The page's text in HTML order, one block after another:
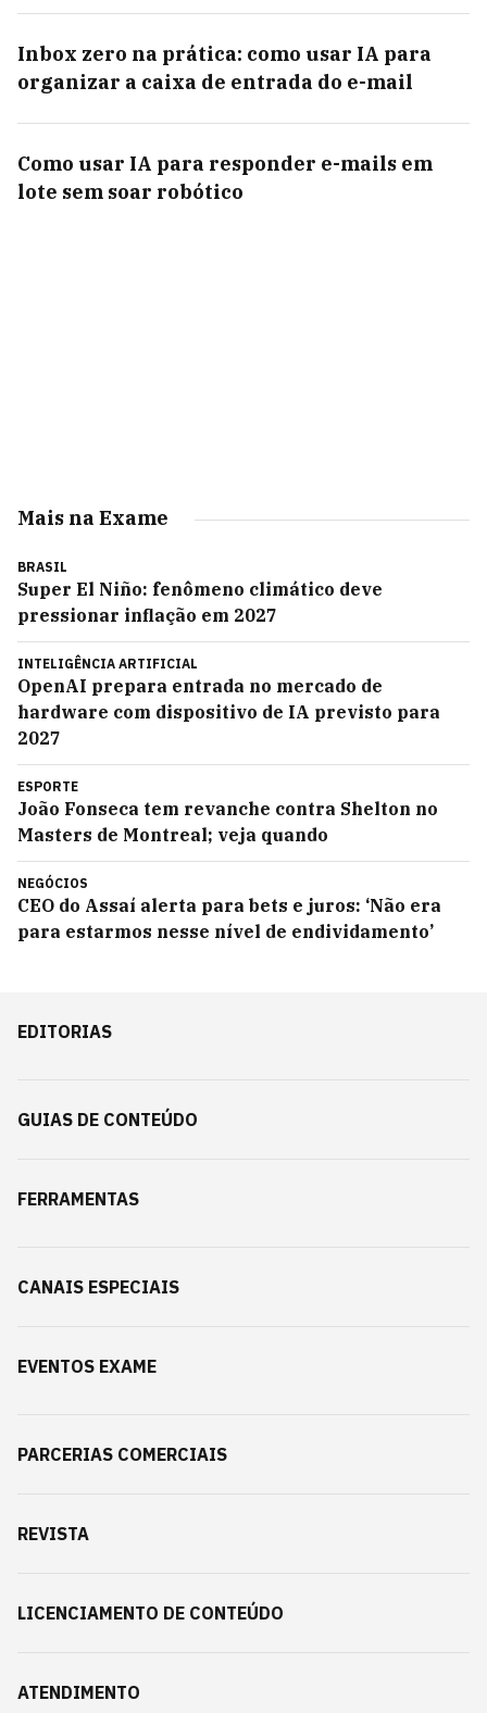
Inbox zero na prática: como usar IA para
organizar a caixa de entrada do e-mail
Como usar IA para responder e-mails em
lote sem soar robótico
Mais na Exame
BRASIL
Super El Niño: fenômeno climático deve
pressionar inflação em 2027
INTELIGÊNCIA ARTIFICIAL
OpenAI prepara entrada no mercado de
hardware com dispositivo de IA previsto para
2027
ESPORTE
João Fonseca tem revanche contra Shelton no
Masters de Montreal; veja quando
NEGÓCIOS
CEO do Assaí alerta para bets e juros: ‘Não era
para estarmos nesse nível de endividamento’
EDITORIAS
GUIAS DE CONTEÚDO
FERRAMENTAS
CANAIS ESPECIAIS
EVENTOS EXAME
PARCERIAS COMERCIAIS
REVISTA
LICENCIAMENTO DE CONTEÚDO
ATENDIMENTO